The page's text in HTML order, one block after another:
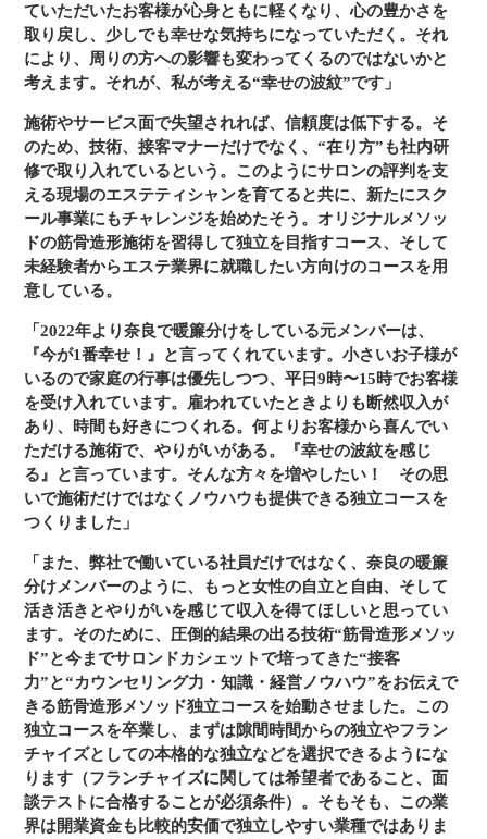
ていただいたお客様が心身ともに軽くなり、心の豊かさを
取り戻し、少しでも幸せな気持ちになっていただく。それ
により、周りの方への影響も変わってくるのではないかと
考えます。それが、私が考える“幸せの波紋”です」
施術やサービス面で失望されれば、信頼度は低下する。そ
のため、技術、接客マナーだけでなく、“在り方”も社内研
修で取り入れているという。このようにサロンの評判を支
える現場のエステティシャンを育てると共に、新たにスク
ール事業にもチャレンジを始めたそう。オリジナルメソッ
ドの筋骨造形施術を習得して独立を目指すコース、そして
未経験者からエステ業界に就職したい方向けのコースを用
意している。
「2022年より奈良で暖簾分けをしている元メンバーは、
『今が1番幸せ！』と言ってくれています。小さいお子様が
いるので家庭の行事は優先しつつ、平日9時〜15時でお客様
を受け入れています。雇われていたときよりも断然収入が
あり、時間も好きにつくれる。何よりお客様から喜んでい
ただける施術で、やりがいがある。『幸せの波紋を感じ
る』と言っています。そんな方々を増やしたい！ その思
いで施術だけではなくノウハウも提供できる独立コースを
つくりました」
「また、弊社で働いている社員だけではなく、奈良の暖簾
分けメンバーのように、もっと女性の自立と自由、そして
活き活きとやりがいを感じて収入を得てほしいと思ってい
ます。そのために、圧倒的結果の出る技術“筋骨造形メソッ
ド”と今までサロンドカシェットで培ってきた“接客
力”と“カウンセリング力・知識・経営ノウハウ”をお伝えで
きる筋骨造形メソッド独立コースを始動させました。この
独立コースを卒業し、まずは隙間時間からの独立やフラン
チャイズとしての本格的な独立などを選択できるようにな
ります（フランチャイズに関しては希望者であること、面
談テストに合格することが必須条件）。そもそも、この業
界は開業資金も比較的安価で独立しやすい業種ではありま